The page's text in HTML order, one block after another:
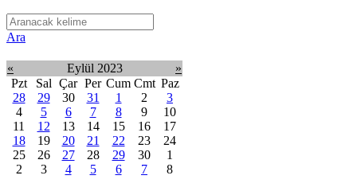
Ara
« Eylül 2023
»
Pzt
Sal Çar Per Cum Cmt Paz
28
29 30 31 1 2
3
4
5 6 7 8 9
10
11
12 13 14 15 16
17
18
19 20 21 22 23
24
25
26 27 28 29 30
1
2
3 4 5 6 7 8